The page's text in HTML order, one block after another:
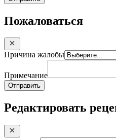
Пожаловаться
Причина жалобы
Примечание
Отправить
Редактировать